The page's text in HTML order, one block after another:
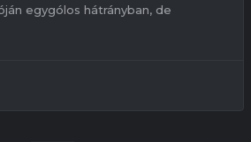
egygólos hátrányban, de